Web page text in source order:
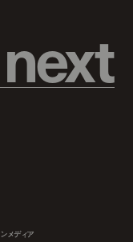
next
メディア